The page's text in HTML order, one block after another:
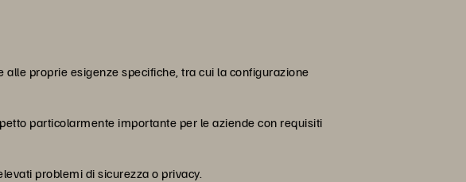
proprie esigenze specifiche, tra cui la configurazione
particolarmente importante per le aziende con requisiti
problemi di sicurezza o privacy.